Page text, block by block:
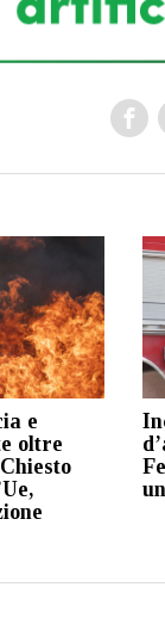
e
oltre